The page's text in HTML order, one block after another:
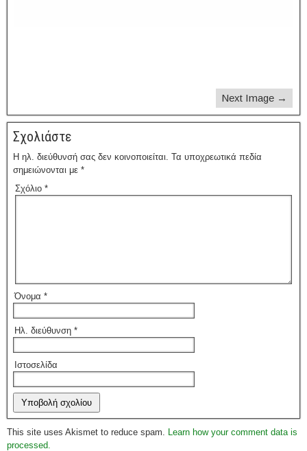
Next Image →
Σχολιάστε
Η ηλ. διεύθυνσή σας δεν κοινοποιείται. Τα υποχρεωτικά πεδία
σημειώνονται με *
Σχόλιο *
Όνομα *
Ηλ. διεύθυνση *
Ιστοσελίδα
This site uses Akismet to reduce spam. Learn how your comment data is
processed.